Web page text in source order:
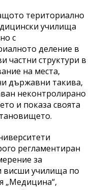
териториално
училища
с
деление в
частни структури в
на места,
държавни такива,
неконтролирано
и показа своята
регламентиран
за
висши училища по
„Медицина‎“‎,